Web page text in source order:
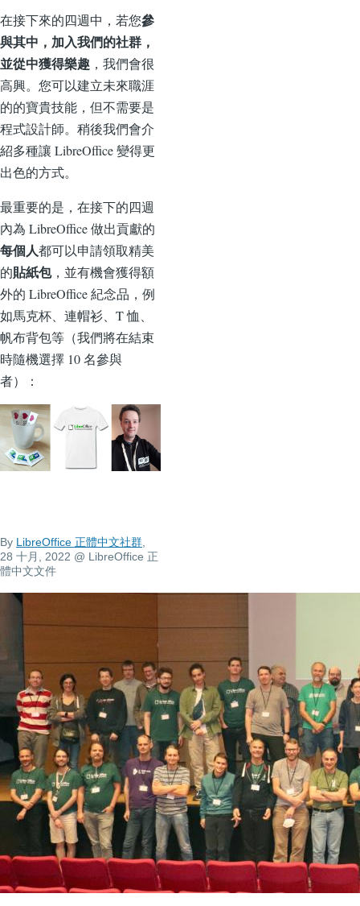
在接下來的四週中，若您參
與其中，加入我們的社群，
並從中獲得樂趣 ，我們會很
高興。您可以建立未來職涯
的的寶貴技能，但不需要是
程式設計師。稍後我們會介
紹多種讓 LibreOffice 變得更
出色的方式。
最重要的是，在接下的四週
內為 LibreOffice 做出貢獻的
每個人都可以申請領取精美
的貼紙包，並有機會獲得額
外的 LibreOffice 紀念品，例
如馬克杯、連帽衫、T 恤、
帆布背包等（我們將在結束
時隨機選擇 10 名參與
者）：
By LibreOffice 正體中文社群
28 十月, 2022 @ LibreOffice 正
體中文文件